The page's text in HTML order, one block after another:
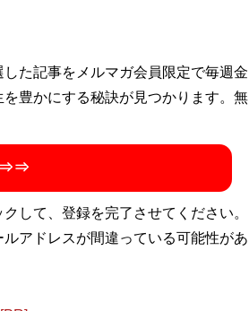
た記事をメルマガ会員限定で毎週金
豊かにする秘訣が見つかります。無
⇒⇒
して、登録を完了させてください。
アドレスが間違っている可能性があ